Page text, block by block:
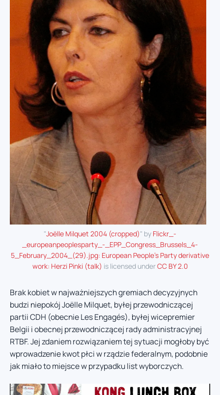
"Joëlle Milquet 2004 (cropped)" by Flickr_-
_europeanpeoplesparty_-_EPP_Congress_Brussels_4-
5_February_2004_(29).jpg: European People's Party derivative
work: Herzi Pinki (talk) is licensed underCC BY 2.0
Brak kobiet w najważniejszych gremiach decyzyjnych
budzi niepokój Joëlle Milquet, byłej przewodniczącej
partii CDH (obecnie Les Engagés), byłej wicepremier
Belgii i obecnej przewodniczącej rady administracyjnej
RTBF. Jej zdaniem rozwiązaniem tej sytuacji mogłoby być
wprowadzenie kwot płci w rządzie federalnym, podobnie
jak miało to miejsce w przypadku list wyborczych.